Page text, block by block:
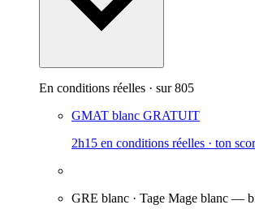
En conditions réelles · sur 805
GMAT blanc GRATUIT
2h15 en conditions réelles · ton
GRE blanc · Tage Mage blanc —